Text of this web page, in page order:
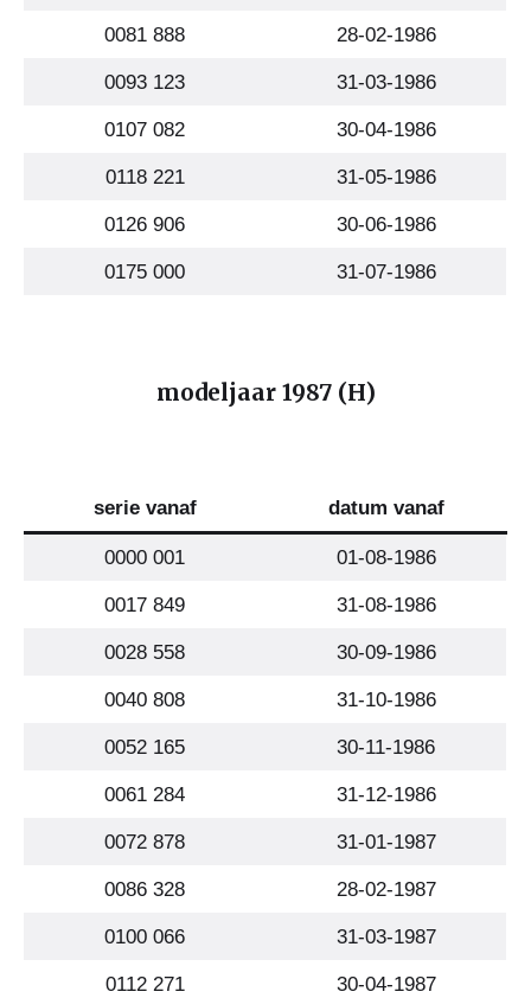
0081 888 28-02-1986
0093 123 31-03-1986
0107 082 30-04-1986
0118 221 31-05-1986
0126 906 30-06-1986
0175 000 31-07-1986
modeljaar 1987 (H)
serie vanaf datum vanaf
0000 001 01-08-1986
0017 849 31-08-1986
0028 558 30-09-1986
0040 808 31-10-1986
0052 165 30-11-1986
0061 284 31-12-1986
0072 878 31-01-1987
0086 328 28-02-1987
0100 066 31-03-1987
0112 271 30-04-1987